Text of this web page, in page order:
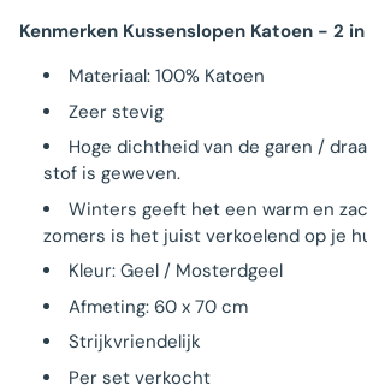
Kenmerken Kussenslopen Katoen - 2 in
Materiaal: 100% Katoen
Zeer stevig
Hoge dichtheid van de garen /
stof is geweven.
Winters geeft het een warm en
zomers is het juist verkoelend op je
Kleur: Geel / Mosterdgeel
Afmeting: 60 x 70 cm
Strijkvriendelijk
Per set verkocht